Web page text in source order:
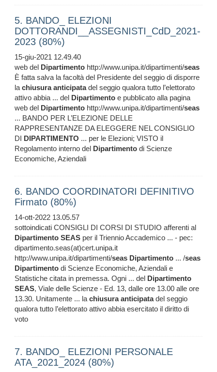
5. BANDO_ ELEZIONI
DOTTORANDI__ASSEGNISTI_CdD_2021-
2023 (80%)
15-giu-2021 12.49.40
web del Dipartimento http://www.unipa.it/dipartimenti/seas
È fatta salva la facoltà del Presidente del seggio di disporre
lachiusura anticipatadel seggio qualora tutto l’elettorato
attivo abbia ... del Dipartimento e pubblicato alla pagina
web del Dipartimento http://www.unipa.it/dipartimenti/seas
... BANDO PER L’ELEZIONE DELLE
RAPPRESENTANZE DA ELEGGERE NEL CONSIGLIO
DI DIPARTIMENTO ... per le Elezioni; VISTO il
Regolamento interno del Dipartimento di Scienze
Economiche, Aziendali
6. BANDO COORDINATORI DEFINITIVO
Firmato (80%)
14-ott-2022 13.05.57
sottoindicati CONSIGLI DI CORSI DI STUDIO afferenti al
Dipartimento SEAS per il Triennio Accademico ... - pec:
dipartimento.seas(at)cert.unipa.it
http://www.unipa.it/dipartimenti/seas Dipartimento ... /seas
Dipartimento di Scienze Economiche, Aziendali e
Statistiche citata in premessa. Ogni ... del Dipartimento
SEAS, Viale delle Scienze - Ed. 13, dalle ore 13.00 alle ore
13.30. Unitamente ... lachiusura anticipatadel seggio
qualora tutto l’elettorato attivo abbia esercitato il diritto di
voto
7. BANDO_ ELEZIONI PERSONALE
ATA_2021_2024 (80%)